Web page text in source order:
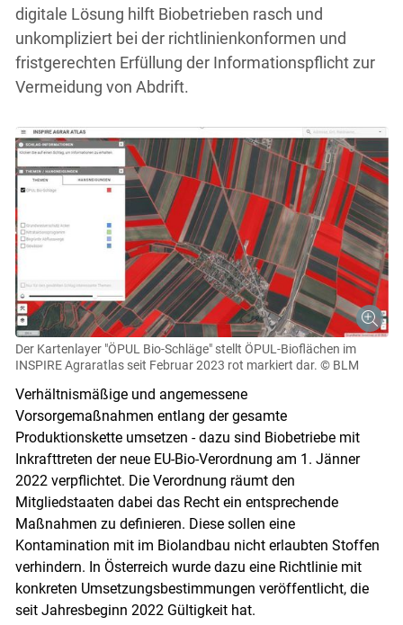
digitale Lösung hilft Biobetrieben rasch und
unkompliziert bei der richtlinienkonformen und
fristgerechten Erfüllung der Informationspflicht zur
Vermeidung von Abdrift.
Der Kartenlayer "ÖPUL Bio-Schläge" stellt ÖPUL-Bioflächen im
INSPIRE Agraratlas seit Februar 2023 rot markiert dar. © BLM
Verhältnismäßige und angemessene
Vorsorgemaßnahmen entlang der gesamte
Produktionskette umsetzen - dazu sind Biobetriebe mit
Inkrafttreten der neue EU-Bio-Verordnung am 1. Jänner
2022 verpflichtet. Die Verordnung räumt den
Mitgliedstaaten dabei das Recht ein entsprechende
Maßnahmen zu definieren. Diese sollen eine
Kontamination mit im Biolandbau nicht erlaubten Stoffen
verhindern. In Österreich wurde dazu eine Richtlinie mit
konkreten Umsetzungsbestimmungen veröffentlicht, die
seit Jahresbeginn 2022 Gültigkeit hat.